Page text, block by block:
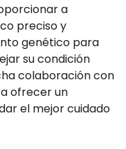
a
preciso y
genético para
su condición
colaboración con
ofrecer un
el mejor cuidado